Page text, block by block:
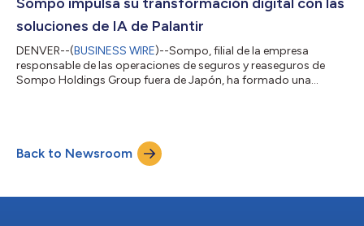
capacidades avanzadas de IA y las soluciones innovadoras...
soluciones de IA de Palantir
DENVER--(BUSINESS WIRE)--Sompo, filial de la empresa
responsable de las operaciones de seguros y reaseguros de
Sompo Holdings Group fuera de Japón, ha formado una
próximos tres años en una solución de integración de datos e
IA para impulsar la transformación digital en la aseguradora,
Back to Newsroom